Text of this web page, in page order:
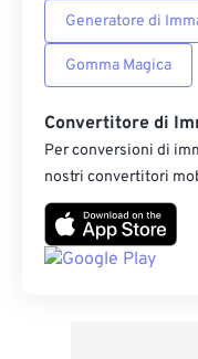
Generatore di
Gomma Magica
Convertitore di
Per conversioni di
nostri convertitori